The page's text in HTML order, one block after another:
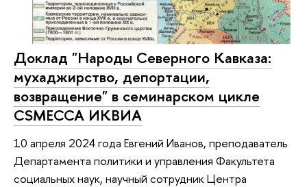
Доклад "Народы Северного Кавказа:
мухаджирство, депортации,
возвращение" в семинарском цикле
CSMECCA ИКВИА
10 апреля 2024 года Евгений Иванов, преподаватель
Департамента политики и управления Факультета
социальных наук, научный сотрудник Центра